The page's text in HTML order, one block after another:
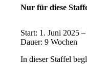
Nur für diese
Start: 1. Juni 2025
Dauer: 9 Wochen
In dieser Staffel